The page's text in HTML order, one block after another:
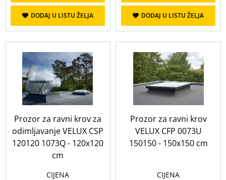
DODAJ U LISTU ŽELJA DODAJ U LISTU ŽELJA
Prozor za ravni krov za
odimljavanje VELUX CSP
120120 1073Q - 120x120
cm
CIJENA
Prozor za ravni krov
VELUX CFP 0073U
150150 - 150x150 cm
CIJENA